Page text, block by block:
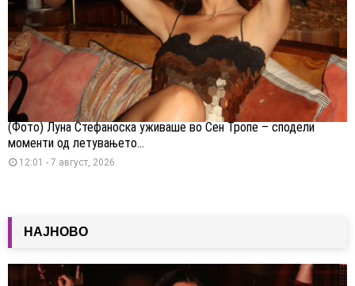
(Фото) Луна Стефаноска уживаше во Сен Тропе – сподели
моменти од летувањето...
12:01 - 7 август, 2026
НАЈНОВО